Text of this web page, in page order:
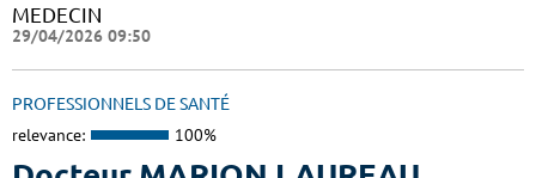
MEDECIN
29/04/2026 09:50
PROFESSIONNELS DE SANTÉ
relevance: 100%